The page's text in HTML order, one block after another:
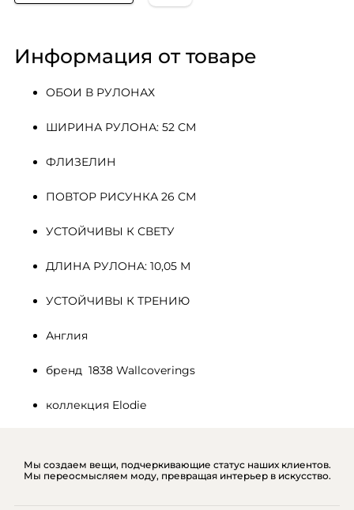
Информация от товаре
ОБОИ В РУЛОНАХ
ШИРИНА РУЛОНА: 52 СМ
ФЛИЗЕЛИН
ПОВТОР РИСУНКА 26 СМ
УСТОЙЧИВЫ К СВЕТУ
ДЛИНА РУЛОНА: 10,05 М
УСТОЙЧИВЫ К ТРЕНИЮ
Англия
бренд  1838 Wallcoverings
коллекция Elodie
Мы создаем вещи, подчеркивающие статус наших клиентов.
Мы переосмысляем моду, превращая интерьер в искусство.